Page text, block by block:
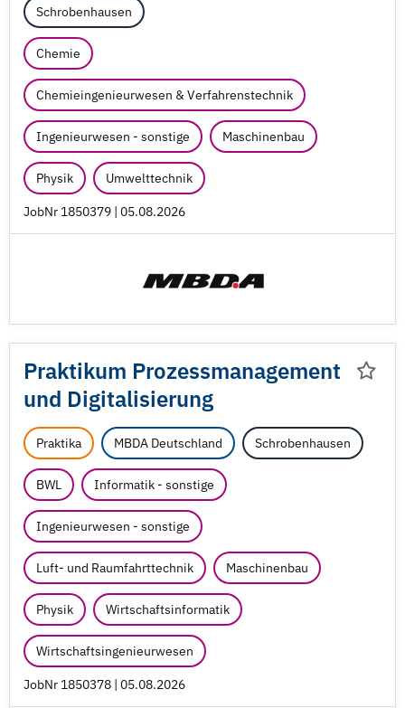
Schrobenhausen
Chemie
Chemieingenieurwesen & Verfahrenstechnik
Ingenieurwesen - sonstige Maschinenbau
Physik Umwelttechnik
JobNr 1850379 | 05.08.2026
Praktikum Prozessmanagement
und Digitalisierung
Praktika MBDA Deutschland Schrobenhausen
BWL Informatik - sonstige
Ingenieurwesen - sonstige
Luft- und Raumfahrttechnik Maschinenbau
Physik Wirtschaftsinformatik
Wirtschaftsingenieurwesen
JobNr 1850378 | 05.08.2026